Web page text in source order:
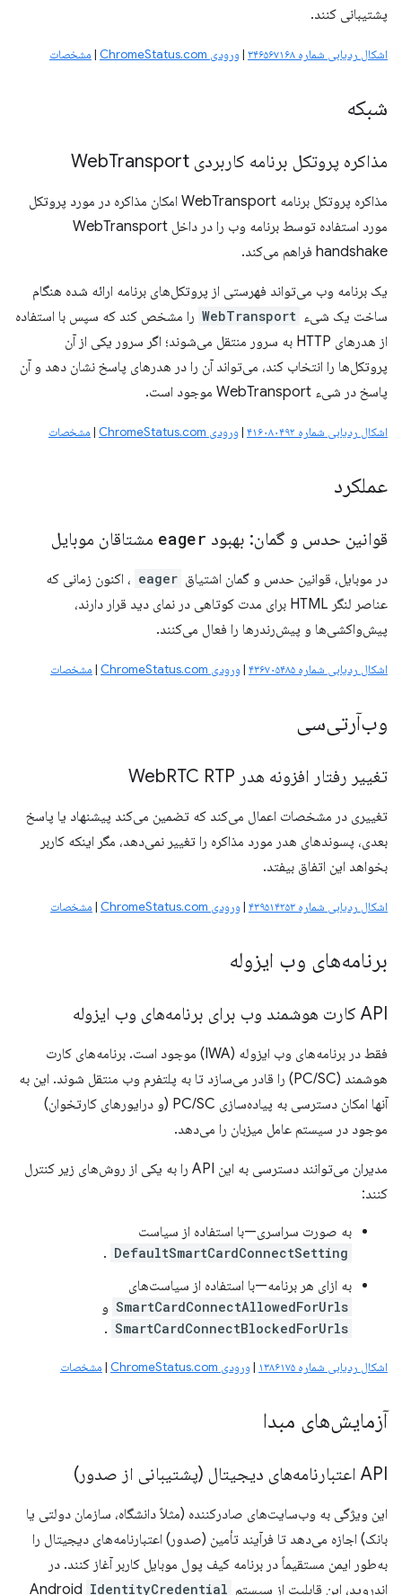
پشتیبانی کنند.
اشکال ردیابی شماره ۳۴۶۵۶۷۱۶۸ |ورودی ChromeStatus.com | مشخصات
شبکه
مذاکره پروتکل برنامه کاربردی Web Transport
مذاکره پروتکل برنامه WebTransport امکان مذاکره در مورد پروتکل
مورد استفاده توسط برنامه وب را در داخل WebTransport
handshake فراهم می‌کند.
یک برنامه وب می‌تواند فهرستی از پروتکل‌های برنامه ارائه شده هنگام
ساخت یک شیء WebTransport را مشخص کند که سپس با استفاده
از هدرهای HTTP به سرور منتقل می‌شوند؛ اگر سرور یکی از آن
پروتکل‌ها را انتخاب کند، می‌تواند آن را در هدرهای پاسخ نشان دهد و آن
پاسخ در شیء WebTransport موجود است.
اشکال ردیابی شماره ۴۱۶۰۸۰۴۹۲ |ورودی ChromeStatus.com | مشخصات
عملکرد
قوانین حدس و گمان: بهبود eager مشتاقان موبایل
در موبایل، قوانین حدس و گمان اشتیاق eager ، اکنون زمانی که
عناصر لنگر HTML برای مدت کوتاهی در نمای دید قرار دارند،
پیش‌واکشی‌ها و پیش‌رندرها را فعال می‌کنند.
اشکال ردیابی شماره ۴۳۶۷۰۵۴۸۵ |ورودی ChromeStatus.com | مشخصات
وب‌آرتی‌سی
تغییر رفتار افزونه هدر Web RTC RTP
تغییری در مشخصات اعمال می‌کند که تضمین می‌کند پیشنهاد یا پاسخ
بعدی، پسوندهای هدر مورد مذاکره را تغییر نمی‌دهد، مگر اینکه کاربر
بخواهد این اتفاق بیفتد.
اشکال ردیابی شماره ۴۳۹۵۱۴۲۵۳ |ورودی ChromeStatus.com | مشخصات
برنامه‌های وب ایزوله
API کارت هوشمند وب برای برنامه‌های وب ایزوله
فقط در برنامه‌های وب ایزوله (IWA) موجود است. برنامه‌های کارت
هوشمند (PC/SC) را قادر می‌سازد تا به پلتفرم وب منتقل شوند. این به
آنها امکان دسترسی به پیاده‌سازی PC/SC (و درایورهای کارتخوان)
موجود در سیستم عامل میزبان را می‌دهد.
مدیران می‌توانند دسترسی به این API را به یکی از روش‌های زیر کنترل
کنند:
به صورت سراسری—با استفاده از سیاست
DefaultSmartCardConnectSetting
.
به ازای هر برنامه—با استفاده از سیاست‌های
SmartCardConnectAllowedForUrls و
SmartCardConnectBlockedForUrls
.
اشکال ردیابی شماره ۱۳۸۶۱۷۵ |ورودی ChromeStatus.com | مشخصات
آزمایش‌های مبدا
API اعتبارنامه‌های دیجیتال (پشتیبانی از صدور)
این ویژگی به وب‌سایت‌های صادرکننده (مثلاً دانشگاه، سازمان دولتی یا
بانک) اجازه می‌دهد تا فرآیند تأمین (صدور) اعتبارنامه‌های دیجیتال را
به‌طور ایمن مستقیماً در برنامه کیف پول موبایل کاربر آغاز کنند. در
اندروید، این قابلیت از سیستم Android IdentityCredential